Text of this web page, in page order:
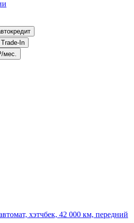
автокредит
на Trade-In
мес.
хэтчбек, 42 000 км, передний